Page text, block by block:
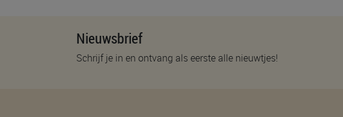
Nieuwsbrief
Schrijf je in en ontvang als eerste alle nieuwtjes!